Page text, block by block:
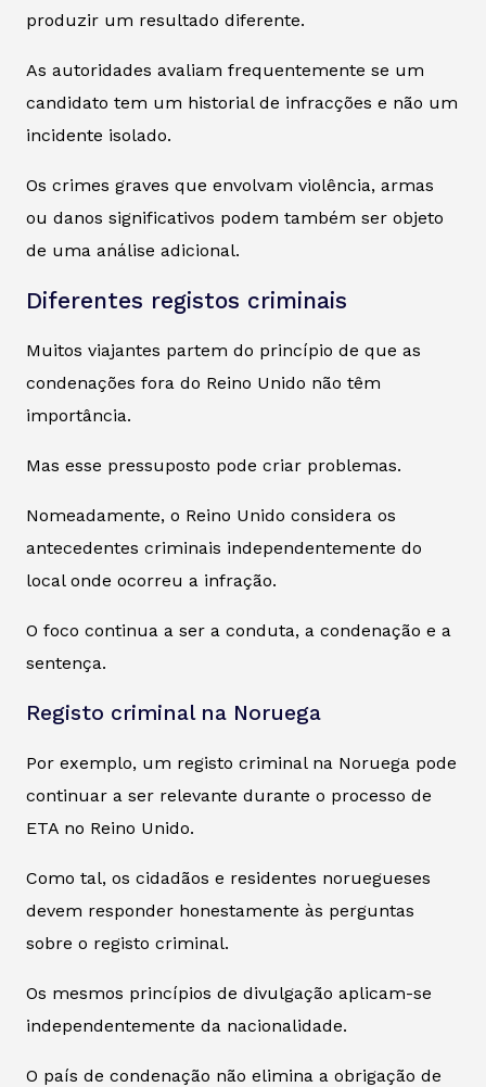
produzir um resultado diferente.
As autoridades avaliam frequentemente se um
candidato tem um historial de infracções e não um
incidente isolado.
Os crimes graves que envolvam violência, armas
ou danos significativos podem também ser objeto
de uma análise adicional.
Diferentes registos criminais
Muitos viajantes partem do princípio de que as
condenações fora do Reino Unido não têm
importância.
Mas esse pressuposto pode criar problemas.
Nomeadamente, o Reino Unido considera os
antecedentes criminais independentemente do
local onde ocorreu a infração.
O foco continua a ser a conduta, a condenação e a
sentença.
Registo criminal na Noruega
Por exemplo, um registo criminal na Noruega pode
continuar a ser relevante durante o processo de
ETA no Reino Unido.
Como tal, os cidadãos e residentes noruegueses
devem responder honestamente às perguntas
sobre o registo criminal.
Os mesmos princípios de divulgação aplicam-se
independentemente da nacionalidade.
O país de condenação não elimina a obrigação de